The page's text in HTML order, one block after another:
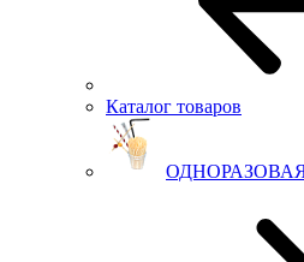
Каталог товаров